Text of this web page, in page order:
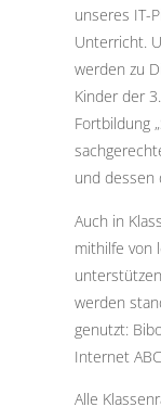
unseres IT-
Unterricht.
werden zu
Kinder der
Fortbildung
und dessen
Auch in
mithilfe von
werden
genutzt:
Internet ABC.
Alle